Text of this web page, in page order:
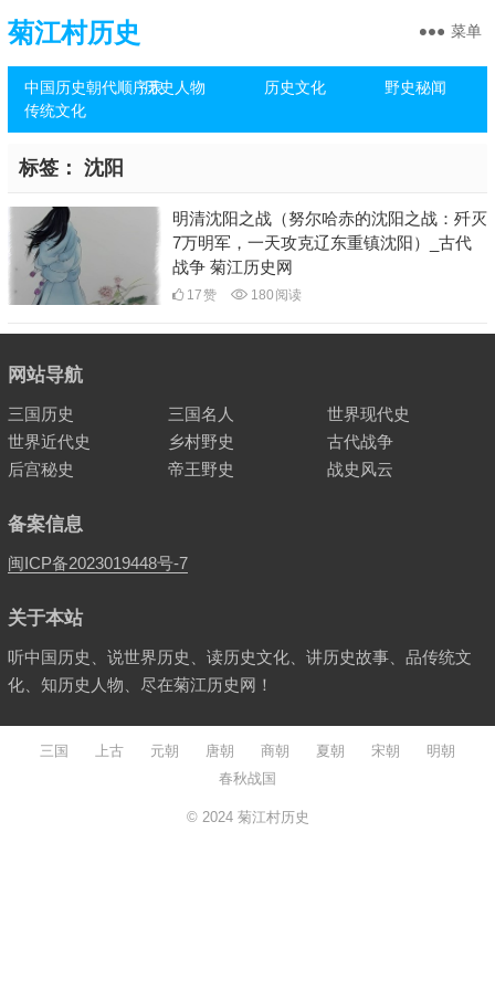
菊江村历史
中国历史朝代顺序表历史人物 历史文化
野史秘闻
传统文化
菜单
标签： 沈阳
明清沈阳之战（努尔哈赤的沈阳之战：歼灭
7万明军，一天攻克辽东重镇沈阳）_古代
战争 菊江历史网
17赞 180 阅读
网站导航
三国历史 三国名人
世界现代史
世界近代史
乡村野史
古代战争
后宫秘史
帝王野史 战史风云
备案信息
闽ICP备2023019448号-7
关于本站
听中国历史、说世界历史、读历史文化、讲历史故事、品传统文
化、知历史人物、尽在菊江历史网！
三国 上古 元朝 唐朝 商朝 夏朝 宋朝
明朝
春秋战国
© 2024 菊江村历史